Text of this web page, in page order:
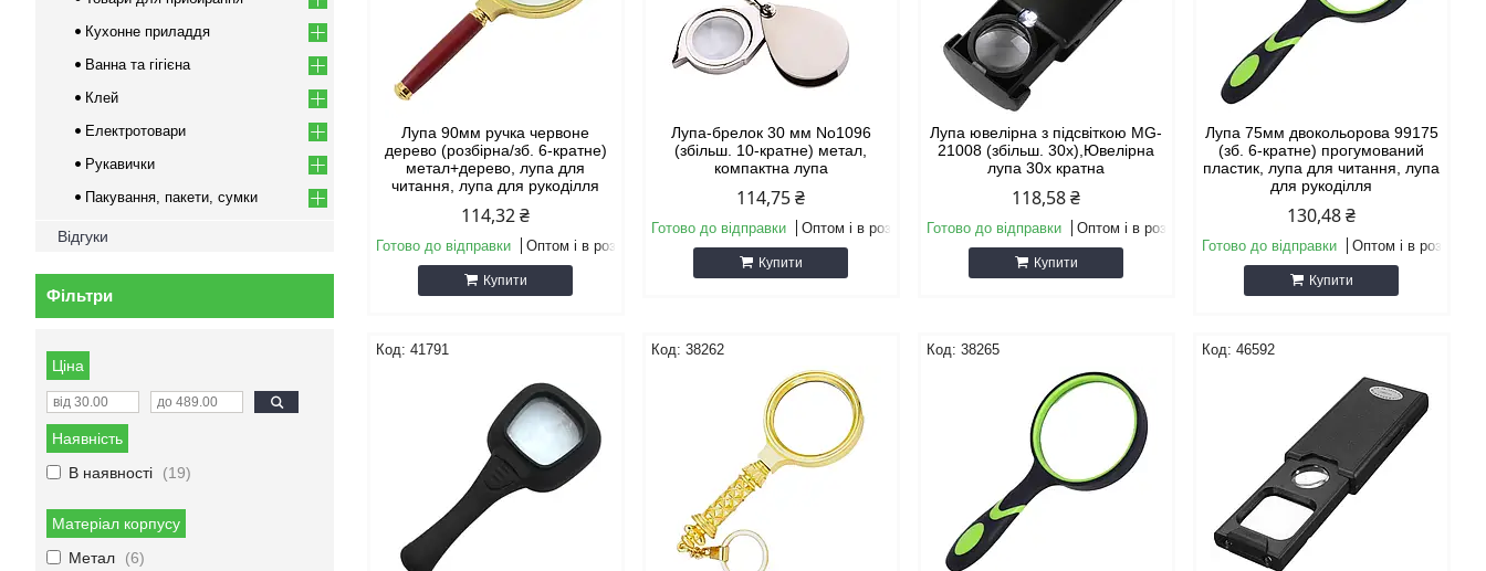
Лупа 90мм ручка червоне
дерево (розбірна/зб. 6-кратне)
метал+дерево, лупа для
читання, лупа для рукоділля
114,32 ₴
Готово до відправки Оптом і в роздріб
Купити
Лупа-брелок 30 мм No1096
(збільш. 10-кратне) метал,
компактна лупа
114,75 ₴
Готово до відправки Оптом і в роздріб
Купити
Лупа ювелірна з підсвіткою MG-
21008 (збільш. 30х),Ювелірна
лупа 30x кратна
118,58 ₴
Готово до відправки Оптом і в роздріб
Купити
Лупа 75мм двокольорова 99175
(зб. 6-кратне) прогумований
пластик, лупа для читання, лупа
для рукоділля
130,48 ₴
Готово до відправки Оптом і в роздріб
Купити
41791 38262 38265 46592
Кухонне приладдя
Ванна та гігієна
Клей
Електротовари
Рукавички
Пакування, пакети, сумки
Відгуки
Фільтри
Ціна
Наявність
В наявності
19
Матеріал корпусу
Метал
6